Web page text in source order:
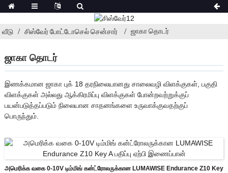
வீடு சிஸ்வேர் போட்டோசெல் சென்சார் ஜாகா தொடர்
ஜாகா தொடர்
இணக்கமான ஜாகா புக் 18 தரநிலையானது சாலைவழி விளக்குகள், பகுதி
விளக்குகள் அல்லது ஆக்கிரமிப்பு விளக்குகள் போன்றவற்றுக்குப்
பயன்படுத்தப்படும் நிலையான சாதனங்களை உருவாக்குவதற்குப்
பொருந்தும்.
அமெரிக்க வகை 0-10V டிம்மிங் கன்ட்ரோலருக்கான LUMAWISE Endurance Z10 Key